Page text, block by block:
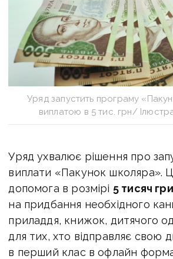
Уряд запустить програму
виплатою в 5 тис. грн/
Уряд ухвалює рішення про
виплати «Пакунок школяра».
допомога в розмірі 5 тисяч
на придбання необхідного
приладдя, книжок, дитячого
для тих, хто відправляє свою
в перший клас в офлайн